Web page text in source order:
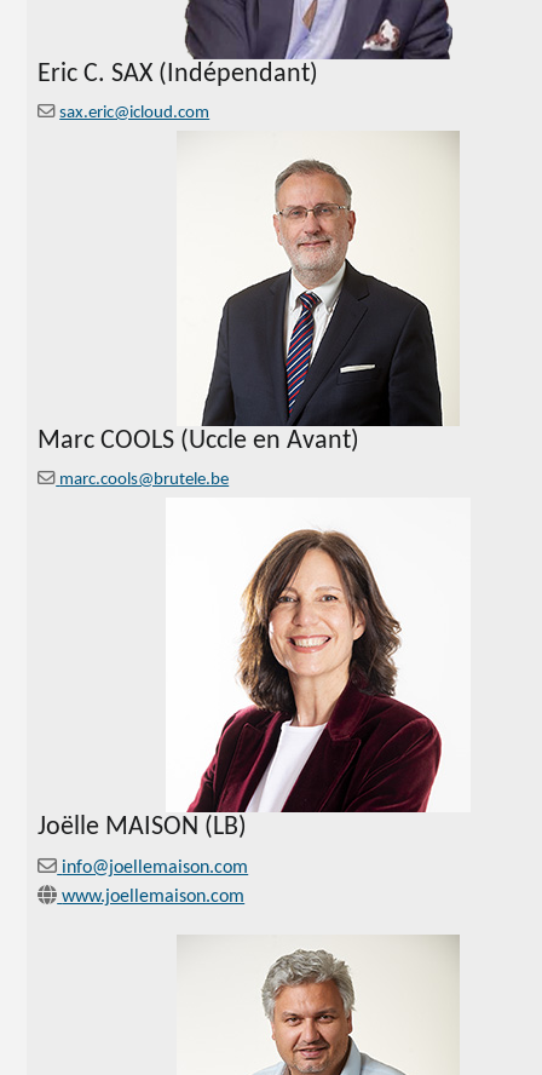
Eric C.SAX (Indépendant)
sax.eric@icloud.com
MarcCOOLS (Uccle en Avant)
marc.cools@brutele.be
Joëlle MAISON (LB)
info@joellemaison.com
www.joellemaison.com